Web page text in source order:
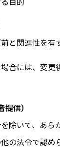
と関連性を有
合には、変更
供）
除いて、あ
の法令で認め